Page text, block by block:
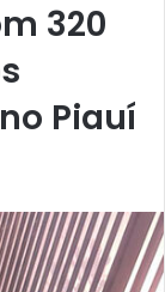
320
Piauí